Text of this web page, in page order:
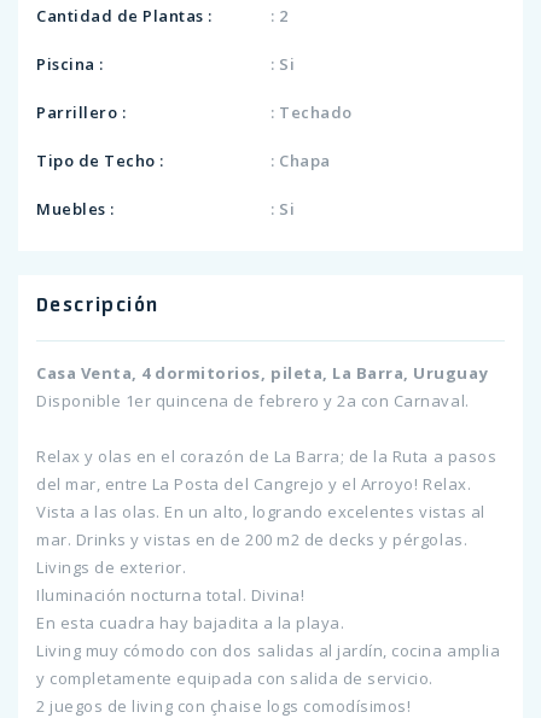
Cantidad de Plantas : : 2
Piscina : : Si
Parrillero : : Techado
Tipo de Techo : : Chapa
Muebles : : Si
Descripción
Casa Venta, 4 dormitorios, pileta, La Barra, Uruguay
Disponible 1er quincena de febrero y 2a con Carnaval.
Relax y olas en el corazón de La Barra; de la Ruta a pasos
del mar, entre La Posta del Cangrejo y el Arroyo! Relax.
Vista a las olas. En un alto, logrando excelentes vistas al
mar. Drinks y vistas en de 200 m2 de decks y pérgolas.
Livings de exterior.
Iluminación nocturna total. Divina!
En esta cuadra hay bajadita a la playa.
Living muy cómodo con dos salidas al jardín, cocina amplia
y completamente equipada con salida de servicio.
2 juegos de living con çhaise logs comodísimos!